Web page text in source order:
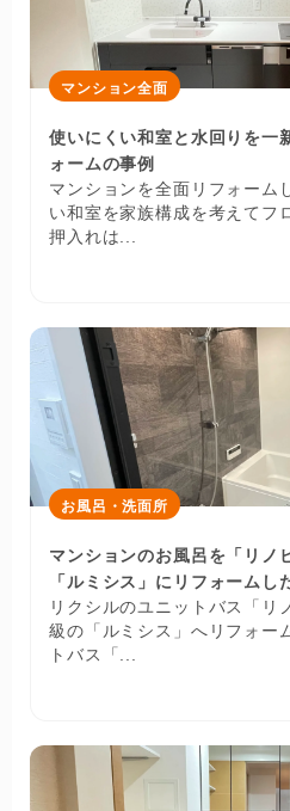
マンション全面
使いにくい和室と水回りを一
ォームの事例
マンションを全面リフォーム
い和室を家族構成を考えてフ
押入れは...
お風呂・洗面所
マンションのお風呂を「リノ
「ルミシス」にリフォームし
リクシルのユニットバス「リ
級の「ルミシス」へリフォー
トバス「...